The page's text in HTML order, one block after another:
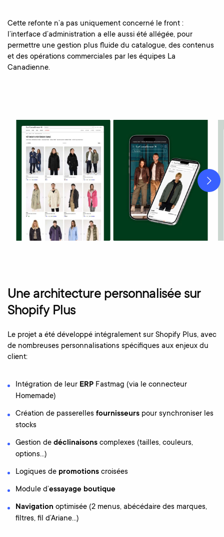
Cette refonte n’a pas uniquement concerné le front :
l’interface d’administration a elle aussi été allégée, pour
permettre une gestion plus fluide du catalogue, des contenus
et des opérations commerciales par les équipes La
Canadienne.
Une architecture personnalisée sur
Shopify Plus
Le projet a été développé intégralement sur Shopify Plus, avec
de nombreuses personnalisations spécifiques aux enjeux du
client:
Intégration de leur ERP Fastmag (via le connecteur
Homemade)
Création de passerelles fournisseurs pour synchroniser les
stocks
Gestion de déclinaisons complexes (tailles, couleurs,
options…)
Logiques de promotions croisées
Module d’essayage boutique
Navigation optimisée (2 menus, abécédaire des marques,
filtres, fil d’Ariane…)